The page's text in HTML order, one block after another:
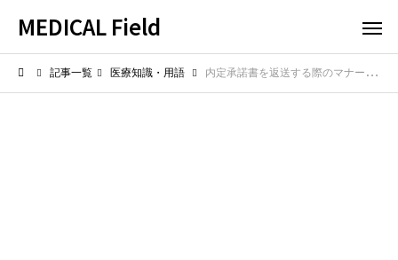
MEDICAL Field
記事一覧 医療知識・用語 内定承諾書を返送する際のマナー！好印象を与える添え状と封筒の準備